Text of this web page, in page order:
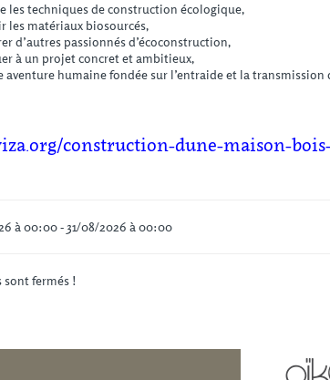
les techniques de construction écologique,
les matériaux biosourcés,
d’autres passionnés d’écoconstruction,
à un projet concret et ambitieux,
aventure humaine fondée sur l’entraide et la transmission
construction-dune-maison-bois-
à 00:00 - 31/08/2026 à 00:00
sont fermés !